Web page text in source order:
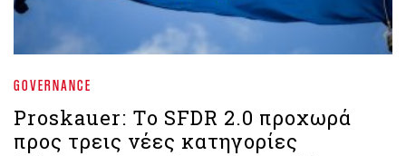
GOVERNANCE
Proskauer: Το SFDR 2.0 προχωρά
προς τρεις νέες κατηγορίες